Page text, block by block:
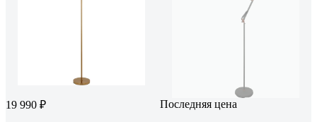
19 990 ₽ Последняя цена